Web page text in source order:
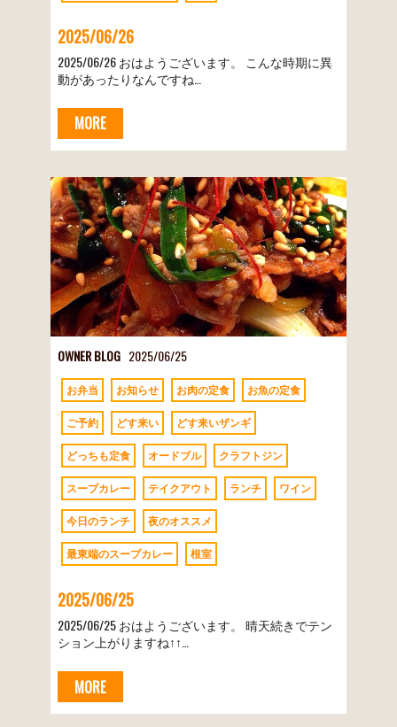
2025/06/26
2025/06/26 おはようございます。 こんな時期に異
動があったりなんですね…
MORE
OWNER BLOG 2025/06/25
お弁当 お知らせ お肉の定食 お魚の定食
ご予約 どす来い どす来いザンギ
どっちも定食 オードブル クラフトジン
スープカレー テイクアウト ランチ ワイン
今日のランチ 夜のオススメ
最東端のスープカレー 根室
2025/06/25
2025/06/25 おはようございます。 晴天続きでテン
ション上がりますね↑↑…
MORE